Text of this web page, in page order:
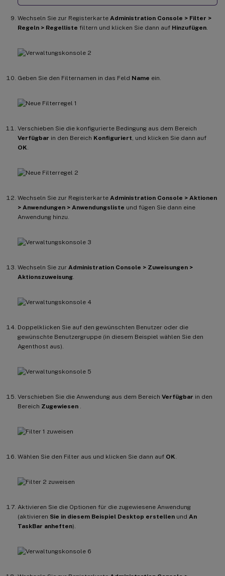
Wechseln Sie zur Registerkarte Administration Console > Filter >
Regeln > Regelliste filtern und klicken Sie dann auf Hinzufügen
Geben Sie den Filternamen in das Feld Name ein.
Verschieben Sie die konfigurierte Bedingung aus dem Bereich
Verfügbar in den Bereich Konfiguriert , und klicken Sie dann auf
OK
Wechseln Sie zur Registerkarte Administration Console > Aktionen
> Anwendungen > Anwendungsliste und fügen Sie dann eine
Anwendung hinzu.
Wechseln Sie zur Administration Console > Zuweisungen >
Aktionszuweisung
Doppelklicken Sie auf den gewünschten Benutzer oder die
gewünschte Benutzergruppe (in diesem Beispiel wählen Sie den
Agenthost aus).
Verschieben Sie die Anwendung aus dem Bereich Verfügbar in den
Bereich Zugewiesen
Wählen Sie den Filter aus und klicken Sie dann auf OK
Aktivieren Sie die Optionen für die zugewiesene Anwendung
(aktivieren Sie in diesem Beispiel Desktop erstellen und An
TaskBar anheften).